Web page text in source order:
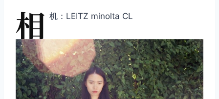
相 机：LEITZ minolta CL